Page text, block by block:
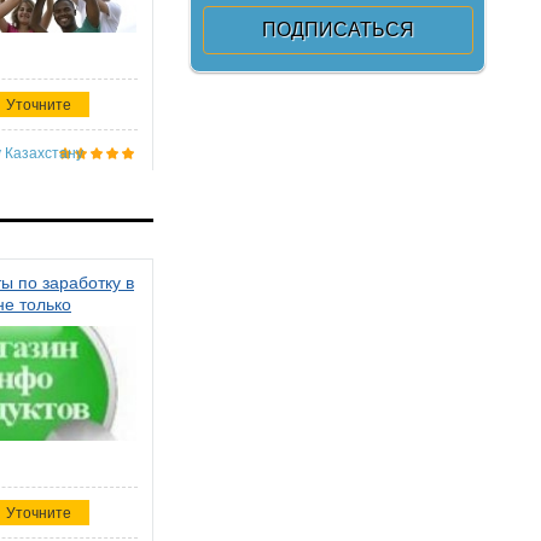
Уточните
Казахстану
по заработку в
только
Уточните